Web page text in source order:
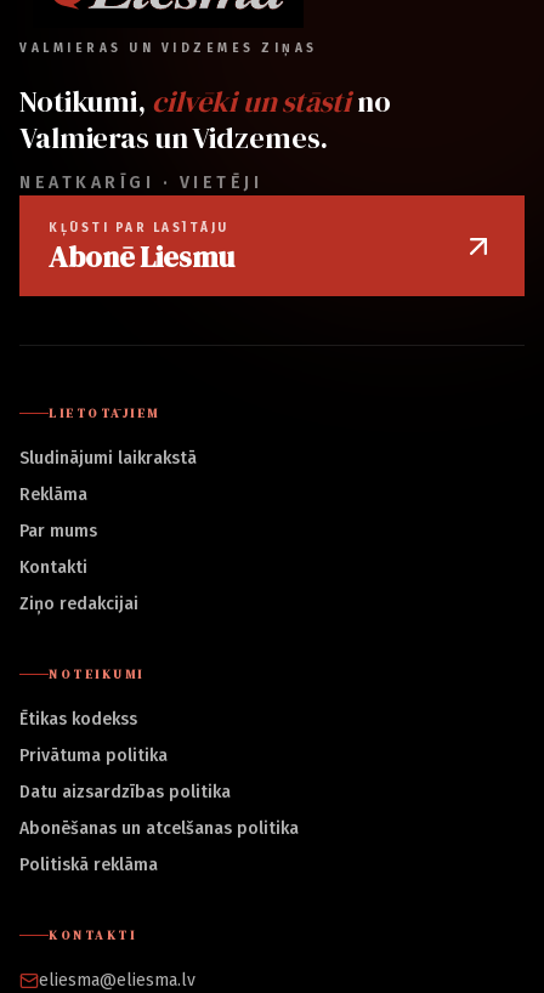
VALMIERAS UN VIDZEMES ZIŅAS
Notikumi, cilvēki un stāstino
Valmieras un Vidzemes.
NEATKARĪGI · VIETĒJI
KĻŪSTI PAR LASĪTĀJU
Abonē Liesmu
LIETOTĀJIEM
Sludinājumi laikrakstā
Reklāma
Par mums
Kontakti
Ziņo redakcijai
NOTEIKUMI
Ētikas kodekss
Privātuma politika
Datu aizsardzības politika
Abonēšanas un atcelšanas politika
Politiskā reklāma
KONTAKTI
eliesma@eliesma.lv